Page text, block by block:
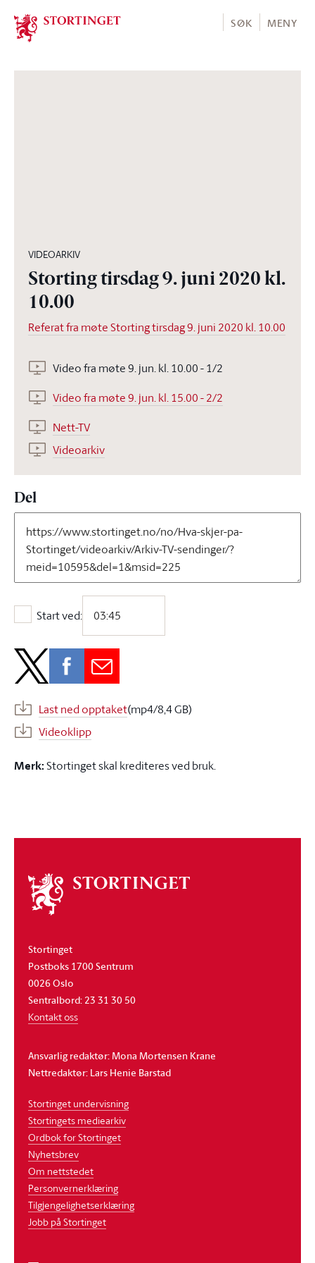
Stortinget.no
SØK MENY
VIDEOARKIV
Storting tirsdag 9. juni 2020 kl.
10.00
Referat fra møte Storting tirsdag 9. juni 2020 kl. 10.00
Video fra møte 9. jun. kl. 10.00 - 1/2
Video fra møte 9. jun. kl. 15.00 - 2/2
Nett-TV
Videoarkiv
Del
Start ved:
Start ved:
Last ned opptaket(mp4/8,4 GB)
Videoklipp
Merk:Stortinget skal krediteres ved bruk.
Om
stortinget
Stortinget
Postboks 1700 Sentrum
0026 Oslo
Sentralbord: 23 31 30 50
Kontakt oss
Ansvarlig redaktør: Mona Mortensen Krane
Nettredaktør: Lars Henie Barstad
Stortinget undervisning
Stortingets mediearkiv
Ordbok for Stortinget
Nyhetsbrev
Om nettstedet
Personvernerklæring
Tilgjengelighetserklæring
Jobb på Stortinget